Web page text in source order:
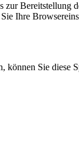
zur Bereitstellung
Ihre
Sie diese